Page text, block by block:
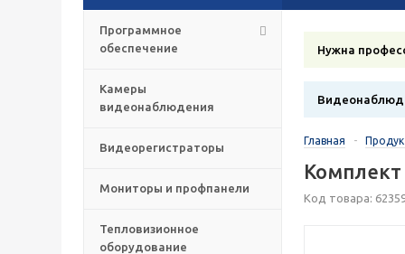
Программное
обеспечение
Камеры
видеонаблюдения
Видеорегистраторы
Мониторы и профпанели
Тепловизионное
оборудование
Нужна
Главная -
Код товара: